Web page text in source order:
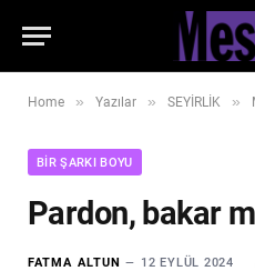
Home » Yazılar » SEYİRLİK »
BIR ŞARKI BOYU
Pardon, bakar
FATMA ALTUN 12 EYLÜL 2024